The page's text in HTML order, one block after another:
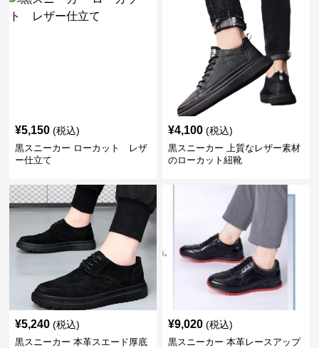
¥5,150 (税込)
黒スニーカー ローカット レザ
ー仕立て
¥4,100 (税込)
黒スニーカー 上質なレザー素材
のローカット紐靴
¥5,240 (税込)
黒スニーカー 本革スエード厚底
¥9,020 (税込)
黒スニーカー 本革レースアップ